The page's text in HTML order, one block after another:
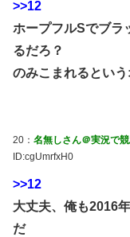
>>12
ホープフルSでブラ
るだろ？
のみこまれるという
20： 名無しさん＠実況で
ID:cgUmrfxH0
>>12
大丈夫、俺も2016
だ